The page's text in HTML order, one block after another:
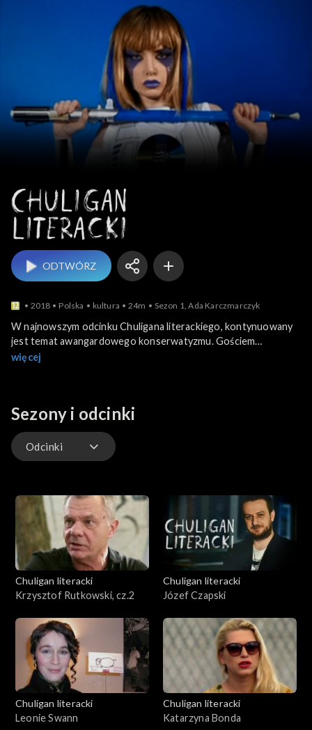
Chuligan literacki
ODTWÓRZ
2018 Polska kultura 24m Sezon 1, Ada Karczmarczyk
W najnowszym odcinku Chuligana literackiego, kontynuowany
jest temat awangardowego konserwatyzmu. Gościem
Mateusza Matyszkowicza jest performerka Ada Karczmarczyk
więcej
Sezony i odcinki
Odcinki
Chuligan literacki
Krzysztof Rutkowski, cz.2
Chuligan literacki
Józef Czapski
Chuligan literacki
Leonie Swann
Chuligan literacki
Katarzyna Bonda